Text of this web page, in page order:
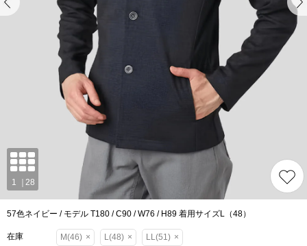
57色ネイビー / モデル T180 / C90 / W76 / H89 着用サイズL（48）
在庫 M(46) × L(48) × LL(51) ×